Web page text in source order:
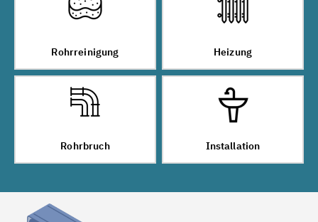
Rohrreinigung Heizung
Rohrbruch Installation